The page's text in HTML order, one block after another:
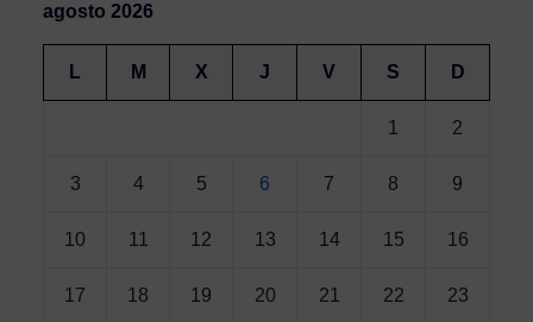
agosto 2026
L M X J V S D
1 2
3 4 5 6 7 8 9
10 11 12 13 14 15 16
17 18 19 20 21 22 23